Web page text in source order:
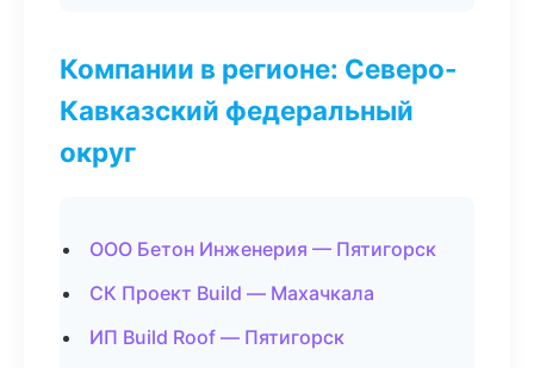
Компании в регионе: Северо-
Кавказский федеральный
округ
ООО Бетон Инженерия — Пятигорск
СК Проект Build — Махачкала
ИП Build Roof — Пятигорск